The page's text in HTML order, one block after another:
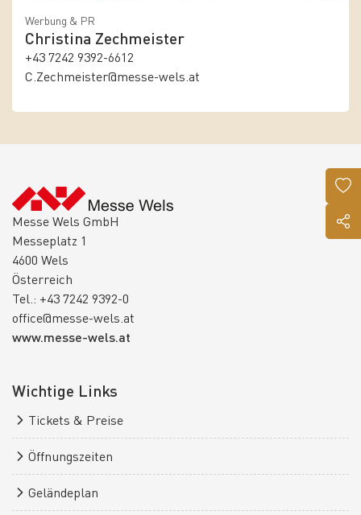
Werbung & PR
Christina Zechmeister
+43 7242 9392-6612
C.Zechmeister@messe-wels.at
Messe Wels GmbH
Messeplatz 1
4600 Wels
Österreich
Tel.: +43 7242 9392-0
office@messe-wels.at
www.messe-wels.at
Wichtige Links
Tickets & Preise
Öffnungszeiten
Geländeplan